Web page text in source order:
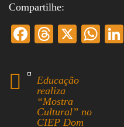
Compartilhe:
Fa
bo
ok
T
ds
X
W
Educação
realiza
“Mostra
Cultural” no
CIEP Dom